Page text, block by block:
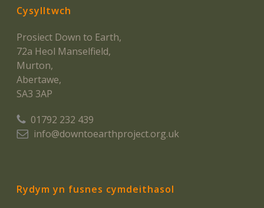
Cysylltwch
Prosiect Down to Earth,
72a Heol Manselfield,
Murton,
Abertawe,
SA3 3AP
01792 232 439
info@downtoearthproject.org.uk
Rydym yn fusnes cymdeithasol